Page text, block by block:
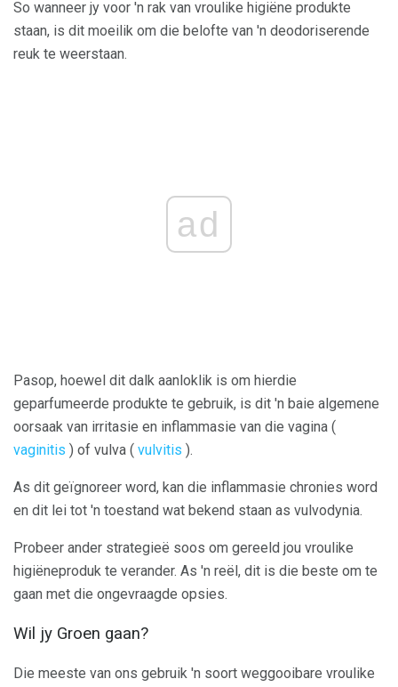
So wanneer jy voor 'n rak van vroulike higiëne produkte
staan, is dit moeilik om die belofte van 'n deodoriserende
reuk te weerstaan.
ad
Pasop, hoewel dit dalk aanloklik is om hierdie
geparfumeerde produkte te gebruik, is dit 'n baie algemene
oorsaak van irritasie en inflammasie van die vagina (
vaginitis ) of vulva ( vulvitis ).
As dit geïgnoreer word, kan die inflammasie chronies word
en dit lei tot 'n toestand wat bekend staan ​​as vulvodynia.
Probeer ander strategieë soos om gereeld jou vroulike
higiëneproduk te verander. As 'n reël, dit is die beste om te
gaan met die ongevraagde opsies.
Wil jy Groen gaan?
Die meeste van ons gebruik 'n soort weggooibare vroulike